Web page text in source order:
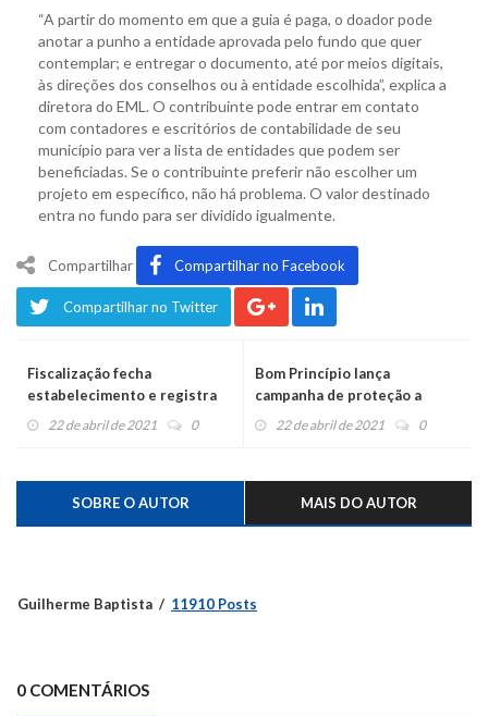
“A partir do momento em que a guia é paga, o doador pode
anotar a punho a entidade aprovada pelo fundo que quer
contemplar; e entregar o documento, até por meios digitais,
às direções dos conselhos ou à entidade escolhida”, explica a
diretora do EML. O contribuinte pode entrar em contato
com contadores e escritórios de contabilidade de seu
município para ver a lista de entidades que podem ser
beneficiadas. Se o contribuinte preferir não escolher um
projeto em específico, não há problema. O valor destinado
entra no fundo para ser dividido igualmente.
Compartilhar Compartilhar no Facebook
Compartilhar no Twitter
Fiscalização fecha
estabelecimento e registra
ocorrência por não uso de
22 de abril de 2021 0
Bom Princípio lança
campanha de proteção a
crianças e adolescentes
22 de abril de 2021 0
SOBRE O AUTOR MAIS DO AUTOR
Guilherme Baptista 11910 Posts
0 COMENTÁRIOS